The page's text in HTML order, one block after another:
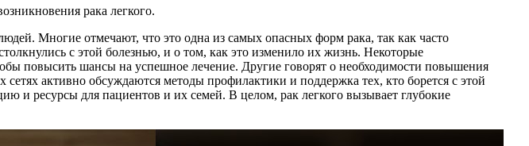
рака легкого.
Многие отмечают, что это одна из самых опасных форм рака, так как часто
с этой болезнью, и о том, как это изменило их жизнь. Некоторые
повысить шансы на успешное лечение. Другие говорят о необходимости повышения
активно обсуждаются методы профилактики и поддержка тех, кто борется с этой
и ресурсы для пациентов и их семей. В целом, рак легкого вызывает глубокие